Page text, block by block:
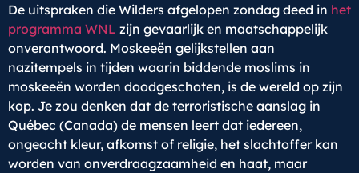
De uitspraken die Wilders afgelopen zondag deed in het
programma WNL zijn gevaarlijk en maatschappelijk
onverantwoord. Moskeeën gelijkstellen aan
nazitempels in tijden waarin biddende moslims in
moskeeën worden doodgeschoten, is de wereld op zijn
kop. Je zou denken dat de terroristische aanslag in
Québec (Canada) de mensen leert dat iedereen,
ongeacht kleur, afkomst of religie, het slachtoffer kan
worden van onverdraagzaamheid en haat, maar